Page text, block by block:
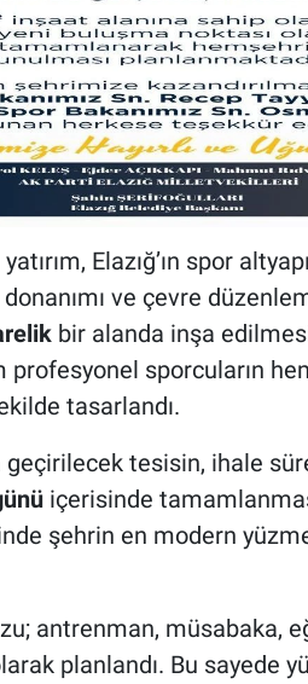
Elazığ’ın spor
ve çevre
bir alanda inşa
profesyonel sporcuların
tasarlandı.
tesisin, ihale
içerisinde
şehrin en modern
antrenman, müsabaka,
planlandı. Bu sayede